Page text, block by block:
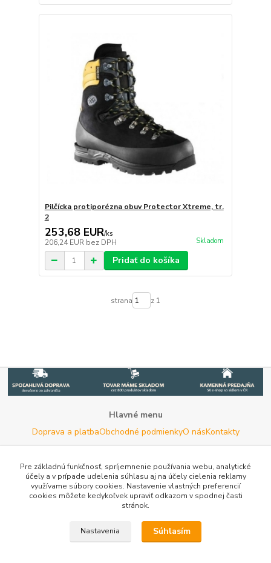
Pilčícka protiporézna obuv Protector Xtreme, tr.
2
253,68 EUR/ks
206,24 EUR bez DPH Skladom
Pridať do košíka
strana z 1
Hlavné menu
Doprava a platbaObchodné podmienkyO násKontakty
Potrebujete poradiť s výberom?
Neváhajte nás kontaktovať.
Tel:+420 722 744 267- Po - Pia (8 - 16 hod)
Email: info@woodman.sk- kedykoľvek
Užitočné informácie
E-les.cz - Zahradní technika Stihl KoniceTovar.sk - porovnanie
Porovnanie cien na Pricemania.skReklamácia
Pre základnú funkčnosť, spríjemnenie používania webu, analytické
účely a v prípade udelenia súhlasu aj na účely cielenia reklamy
využívame súbory cookies. Nastavenie vlastných preferencií
cookies môžete kedykoľvek upraviť odkazom v spodnej časti
stránok.
Nastavenia Súhlasím